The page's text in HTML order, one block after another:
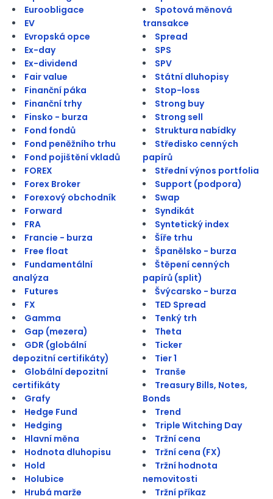
Euroobligace
EV
Evropská opce
Ex-day
Ex-dividend
Fair value
Finanční páka
Finanční trhy
Finsko - burza
Fond fondů
Fond peněžního trhu
Fond pojištění vkladů
FOREX
Forex Broker
Forexový obchodník
Forward
FRA
Francie - burza
Free float
Fundamentální
analýza
Futures
FX
Gamma
Gap (mezera)
GDR (globální
depozitní certifikáty)
Globální depozitní
certifikáty
Grafy
Hedge Fund
Hedging
Hlavní měna
Hodnota dluhopisu
Hold
Holubice
Hrubá marže
Spotová měnová
transakce
Spread
SPS
SPV
Státní dluhopisy
Stop-loss
Strong buy
Strong sell
Struktura nabídky
Středisko cenných
papírů
Střední výnos portfolia
Support (podpora)
Swap
Syndikát
Syntetický index
Šíře trhu
Španělsko - burza
Štěpení cenných
papírů (split)
Švýcarsko - burza
TED Spread
Tenký trh
Theta
Ticker
Tier 1
Tranše
Treasury Bills, Notes,
Bonds
Trend
Triple Witching Day
Tržní cena
Tržní cena (FX)
Tržní hodnota
nemovitosti
Tržní příkaz